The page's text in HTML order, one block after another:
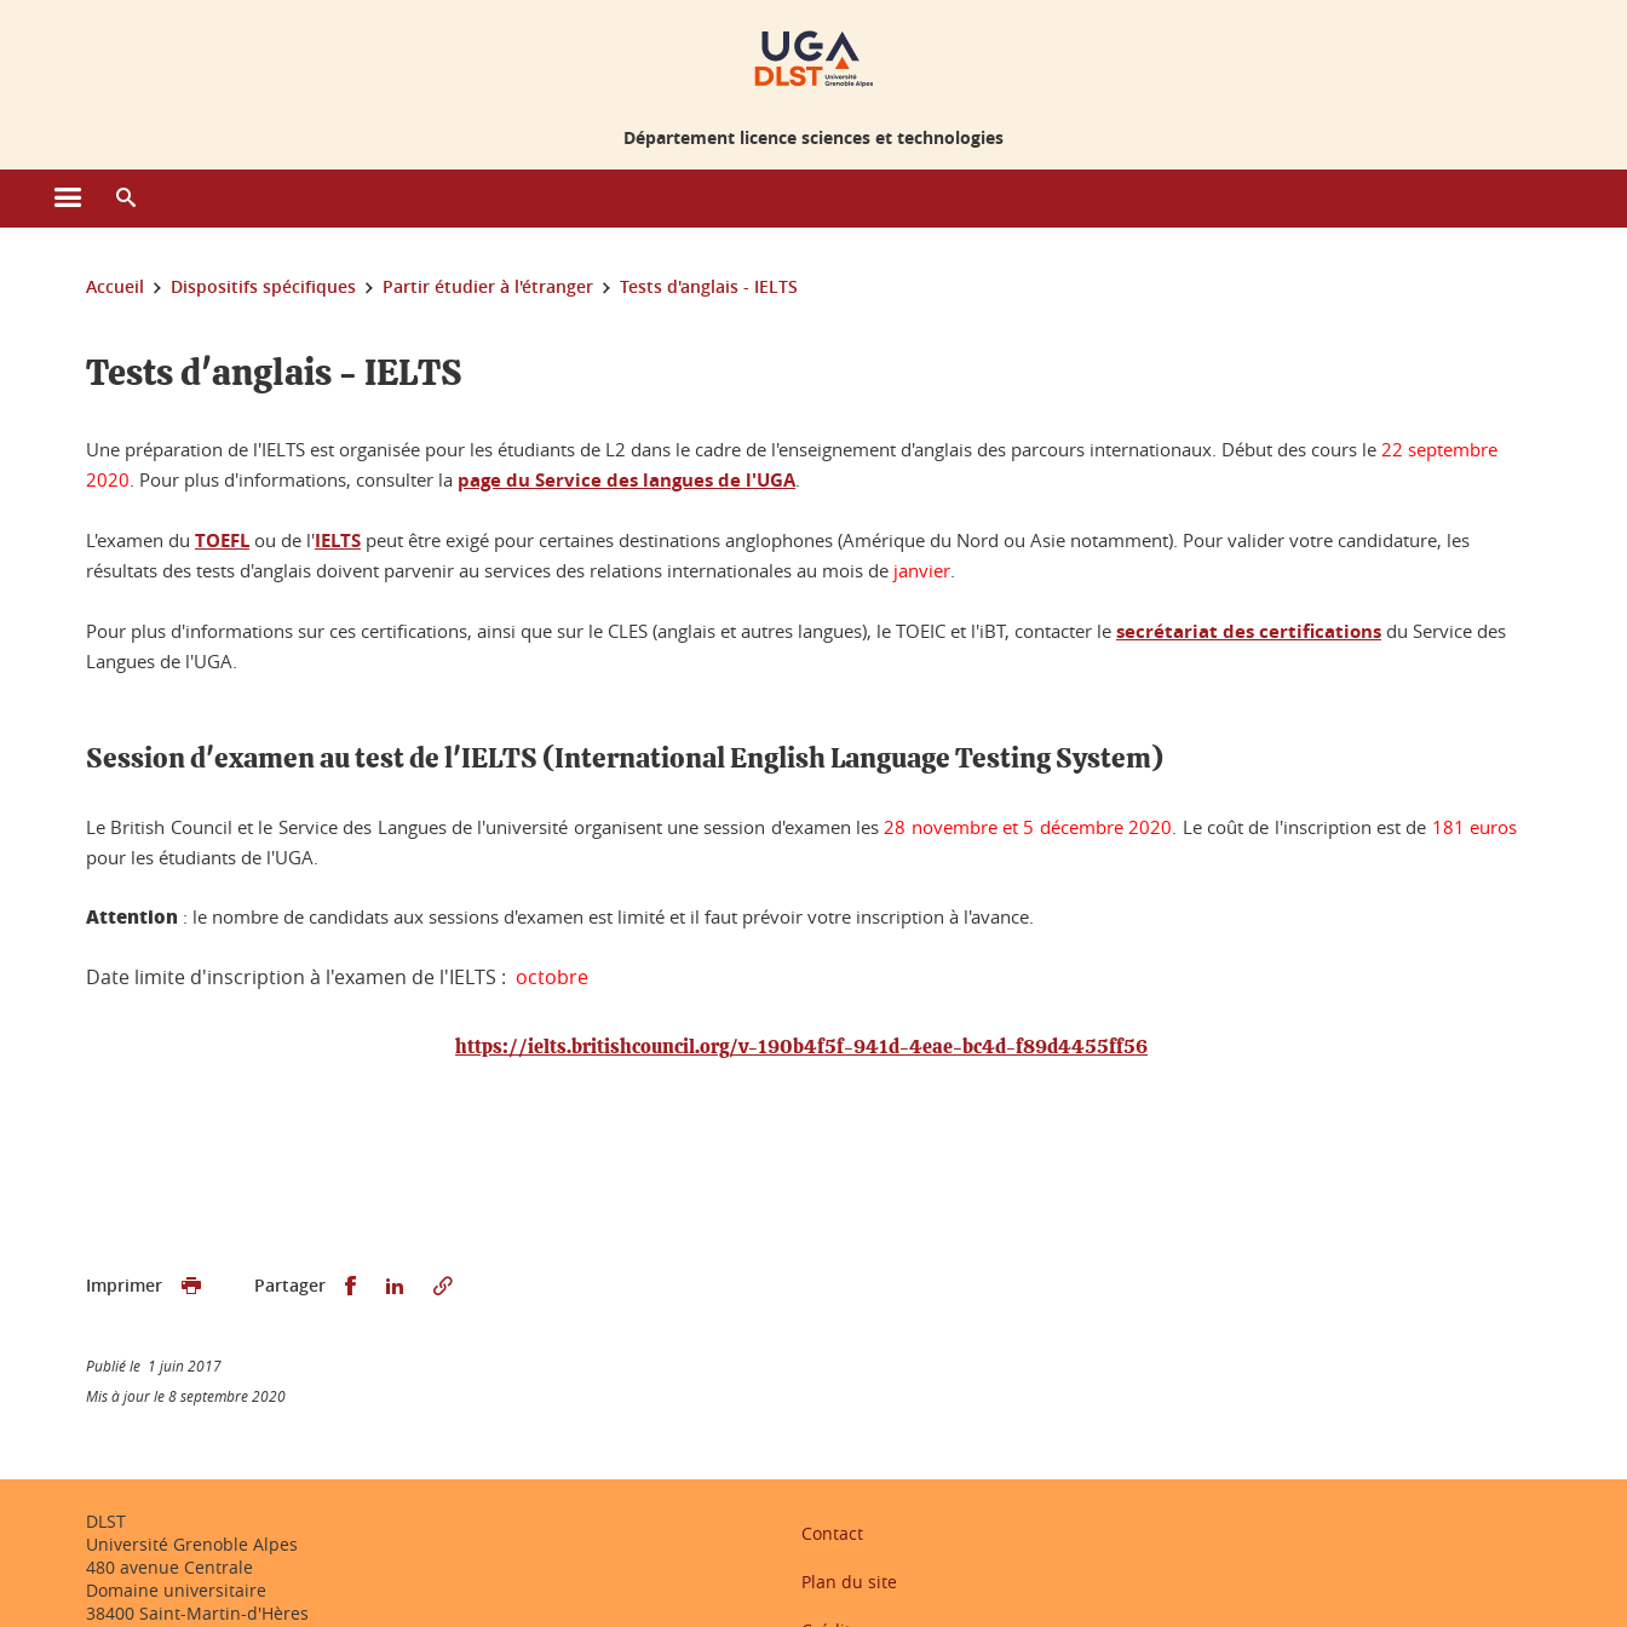
Département licence sciences et technologies
Ouvrir le menu principal
Vous êtes ici :
Accueil Dispositifs spécifiques Partir étudier à l'étranger Tests d'anglais - IELTS
Tests d'anglais - IELTS
Une préparation de l'IELTS est organisée pour les étudiants de L2 dans le cadre de l'enseignement d'anglais des parcours internationaux. Début des cours le 22 septembre
2020. Pour plus d'informations, consulter la page du Service des langues de l'UGA.
L'examen du TOEFL ou de l'IELTS peut être exigé pour certaines destinations anglophones (Amérique du Nord ou Asie notamment). Pour valider votre candidature, les
résultats des tests d'anglais doivent parvenir au services des relations internationales au mois de janvier.
Pour plus d'informations sur ces certifications, ainsi que sur le CLES (anglais et autres langues), le TOEIC et l'iBT, contacter le secrétariat des certifications du Service des
Langues de l'UGA.
Session d'examen au test de l'IELTS (International English Language Testing System)
Le British Council et le Service des Langues de l'université organisent une session d'examen les28 novembre et 5 décembre 2020. Le coût de l'inscription est de 181 euros
pour les étudiants de l'UGA.
Attention : le nombre de candidats aux sessions d'examen est limité et il faut prévoir votre inscription à l'avance.
Date limite d'inscription à l'examen de l'IELTS : octobre
https://ielts.britishcouncil.org/v-190b4f5f-941d-4eae-bc4d-f89d4455ff56
Imprimer Partager Partager sur Facebook
Partager sur LinkedIn
Publié le 1 juin 2017
Mis à jour le 8 septembre 2020
DLST
Université Grenoble Alpes
480 avenue Centrale
Domaine universitaire
38400 Saint-Martin-d'Hères
Contact
Plan du site